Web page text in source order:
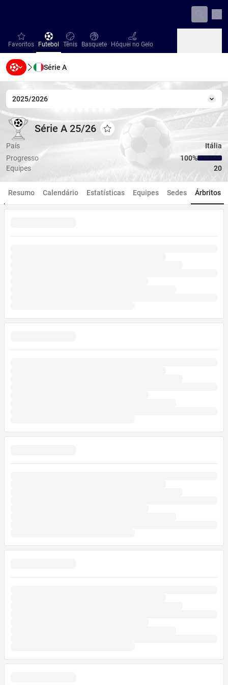
favorites
Favoritos Futebol
Futebol Tênis
Tênis Basquete
Basquete Hóquei no Gelo
Hóquei no Gelo
Beisebol
Beisebol Handebol
Série A
2025/2026
Série A 25/26
Série A 25/26Série A 25/26
Adicionar aos favoritos
País
Itália
Progresso
100‏%
Equipes
20
Resumo Calendário Estatísticas Equipes Sedes Árbritos